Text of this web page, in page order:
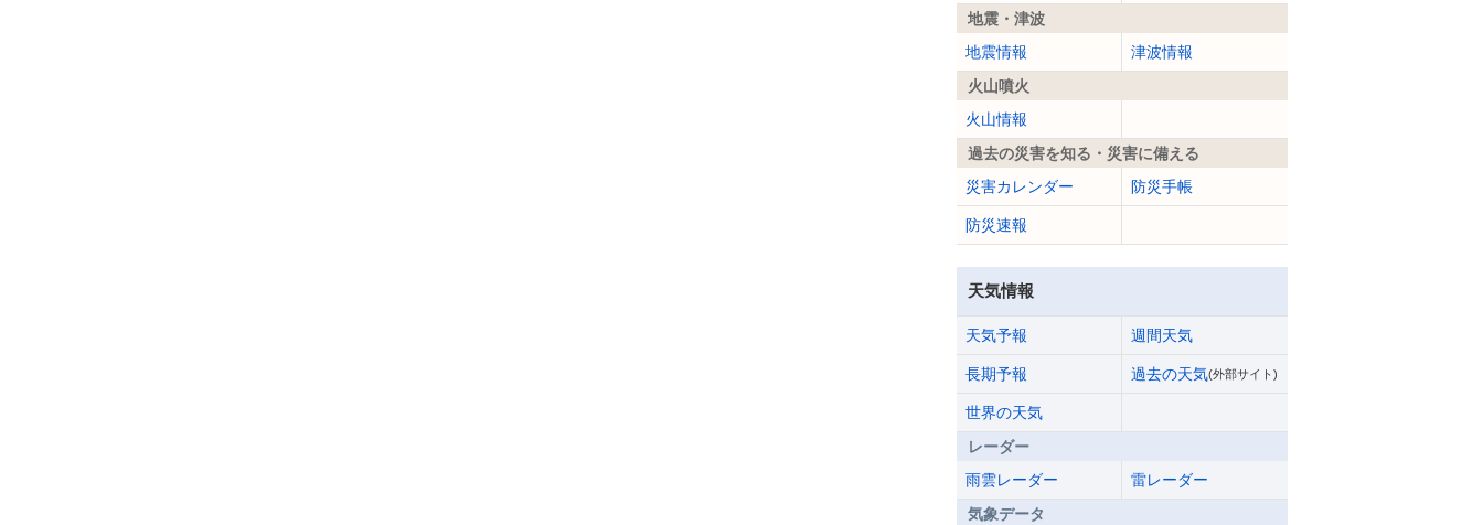
地震・津波
地震情報
津波情報
火山噴火
火山情報
過去の災害を知る・災害に備える
災害カレンダー
防災手帳
防災速報
天気情報
天気予報 週間天気
長期予報 過去の天気(外部サイト)
世界の天気
レーダー
雨雲レーダー
雷レーダー
気象データ